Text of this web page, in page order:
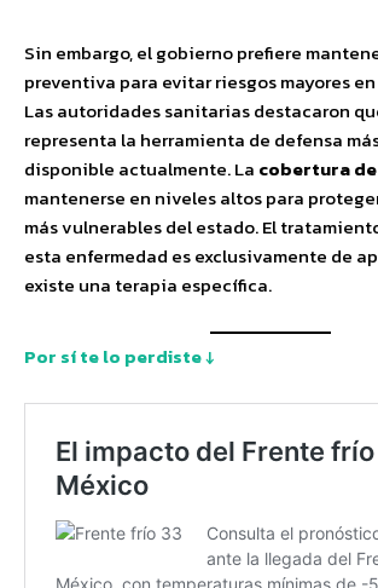
Sin embargo, el gobierno prefiere
preventiva para evitar riesgos mayores
Las autoridades sanitarias destacaron
representa la herramienta de defensa
disponible actualmente. La cobertura
mantenerse en niveles altos para
más vulnerables del estado. El
esta enfermedad es exclusivamente de
existe una terapia específica.
Por sí te lo perdiste ↓